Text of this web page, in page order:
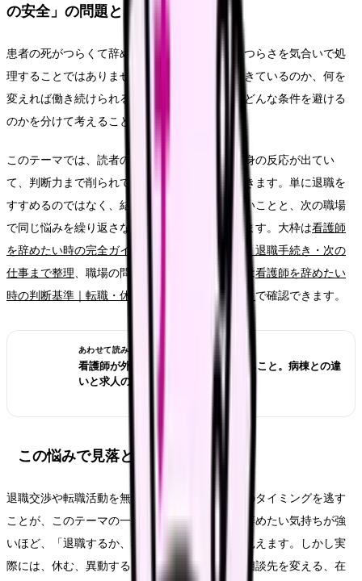
の安全」の問題として整理する
患者の死がつらくて辞めたい時に大切なのは、つらさを気合いで処
理することではありません。今の職場で何が起きているのか、何を
変えれば働き続けられるのか、離れるなら次にどんな条件を避ける
のかを分けて考えることです。
このテーマでは、読者の中心を「出勤前から心身の反応が出てい
て、判断力まで削られている看護師さん」に置きます。単に退職を
すすめるのではなく、結論を急ぐ前に確認したいことと、次の職場
で同じ悩みを繰り返さないための条件を整理します。大枠は看護師
を辞めたい時の完全ガイド。限界サイン・お金・退職手続き・次の
仕事まで整理 、職場の問題かキャリアの問題かは看護師を辞めたい
時の判断基準｜転職・休職・異動のどれを選ぶ？で確認できます。
あわせて読みたい
看護師が外来へ転職する前に確認すること。病棟との違
いと求人の見方
この悩みで見落としやすいリスク
退職交渉や転職活動を無理に進め、休養や受診のタイミングを逃す
ことが、このテーマの一番大きなリスクです。辞めたい気持ちが強
いほど、「退職するか、我慢するか」の二択に見えます。しかし実
際には、休む、異動する、勤務形態を変える、相談先を変える、在